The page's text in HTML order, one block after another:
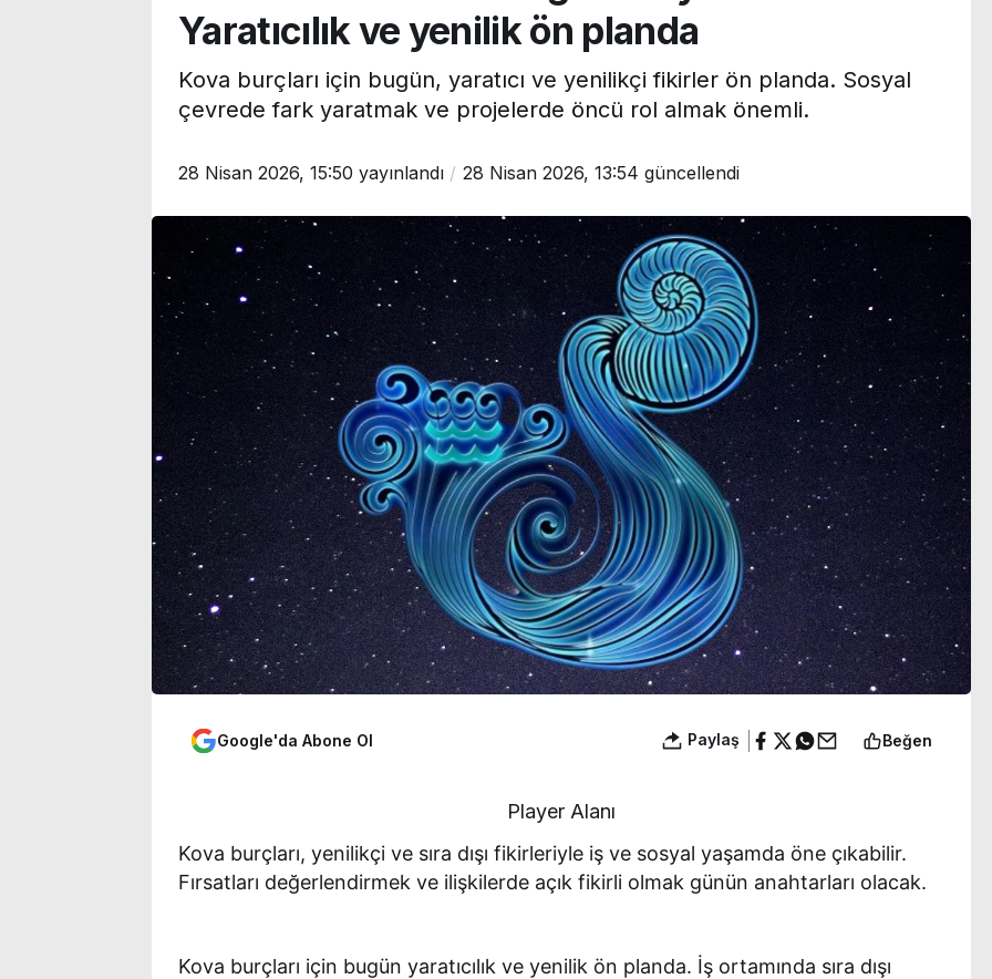
Yaratıcılık ve yenilik ön planda
Kova burçları için bugün, yaratıcı ve yenilikçi fikirler ön planda. Sosyal
çevrede fark yaratmak ve projelerde öncü rol almak önemli.
28 Nisan 2026, 15:50 yayınlandı 28 Nisan 2026, 13:54 güncellendi
Google'da Abone Ol Paylaş Beğen
Player Alanı
Kova burçları, yenilikçi ve sıra dışı fikirleriyle iş ve sosyal yaşamda öne çıkabilir.
Fırsatları değerlendirmek ve ilişkilerde açık fikirli olmak günün anahtarları olacak.
Kova burçları için bugün yaratıcılık ve yenilik ön planda. İş ortamında sıra dışı
isim yeni dönemi
Prim borcu
emeklilerin
kesilecek
Rıdvan Dilmen’den
Fenerbahçe’ye uyarı:
‘Sakın ha!’ diyerek
açıkladı
Bakan Gürlek, Behçet
Oktay’ın ailesi ile
görüşecek